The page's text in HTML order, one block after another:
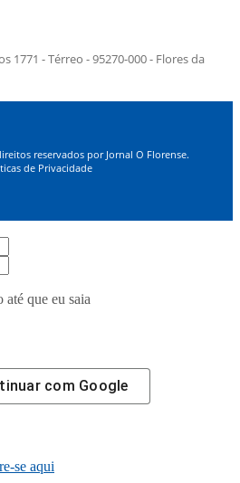
1771 - Térreo - 95270-000 - Flores da
reservados por Jornal O Florense.
de Privacidade
até que eu saia
com Google
se aqui